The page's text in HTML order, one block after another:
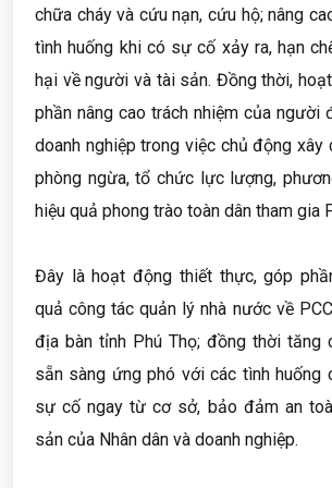
chữa cháy và cứu nạn, cứu hộ; nâng
tình huống khi có sự cố xảy ra, hạn
hại về người và tài sản. Đồng thời,
phần nâng cao trách nhiệm của người
doanh nghiệp trong việc chủ động xây
phòng ngừa, tổ chức lực lượng,
hiệu quả phong trào toàn dân tham gia
Đây là hoạt động thiết thực, góp
quả công tác quản lý nhà nước về
địa bàn tỉnh Phú Thọ; đồng thời tăng
sẵn sàng ứng phó với các tình huống
sự cố ngay từ cơ sở, bảo đảm an
sản của Nhân dân và doanh nghiệp.